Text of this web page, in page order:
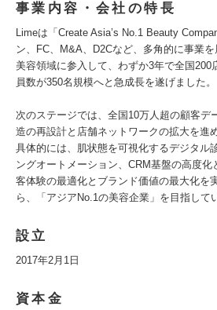
事業内容・会社の特長
Limeは「Create Asia’s No.1 Beauty
ン、FC、M&A、D2Cなど、多角的に事業を
美容領域に参入して、わずか3年で全国200
員数が350名規模へと急成長を遂げました。
次のステージでは、全国10万人超の顧客デ
造の再設計と店舗ネットワークの拡大を進
具体的には、肌状態を可視化するデジタル
ングオートメーション、CRM基盤の高度
客体験の最適化とブランド価値の最大化を
ら、「アジアNo.1の美容企業」を目指して
設立
2017年2月1日
資本金